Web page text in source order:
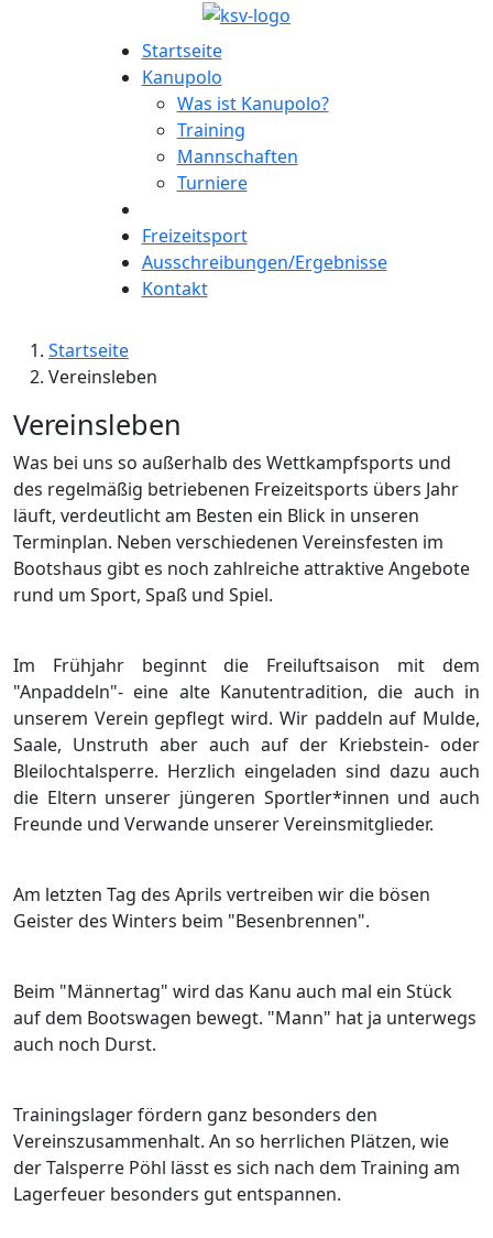
Startseite
Kanupolo
Was ist Kanupolo?
Training
Mannschaften
Turniere
Freizeitsport
Ausschreibungen/Ergebnisse
Kontakt
Startseite
Vereinsleben
Vereinsleben
Was bei uns so außerhalb des Wettkampfsports und
des regelmäßig betriebenen Freizeitsports übers Jahr
läuft, verdeutlicht am Besten ein Blick in unseren
Terminplan. Neben verschiedenen Vereinsfesten im
Bootshaus gibt es noch zahlreiche attraktive Angebote
rund um Sport, Spaß und Spiel.
Im Frühjahr beginnt die Freiluftsaison mit dem
"Anpaddeln"- eine alte Kanutentradition, die auch in
unserem Verein gepflegt wird. Wir paddeln auf Mulde,
Saale, Unstruth aber auch auf der Kriebstein- oder
Bleilochtalsperre. Herzlich eingeladen sind dazu auch
die Eltern unserer jüngeren Sportler*innen und auch
Freunde und Verwande unserer Vereinsmitglieder.
Am letzten Tag des Aprils vertreiben wir die bösen
Geister des Winters beim "Besenbrennen".
Beim "Männertag" wird das Kanu auch mal ein Stück
auf dem Bootswagen bewegt. "Mann" hat ja unterwegs
auch noch Durst.
Trainingslager fördern ganz besonders den
Vereinszusammenhalt. An so herrlichen Plätzen, wie
der Talsperre Pöhl lässt es sich nach dem Training am
Lagerfeuer besonders gut entspannen.